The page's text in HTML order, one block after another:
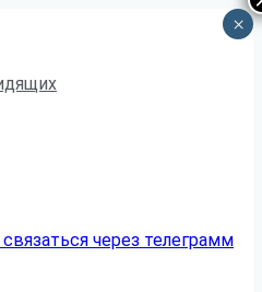
связаться через телеграмм
×